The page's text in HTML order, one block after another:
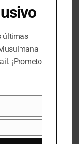
;Licencia
últimas
¡Prometo